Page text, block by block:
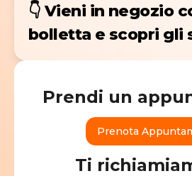
👇Vieni in negozio
bolletta e scopri gli
Prendi un
Prenota
Ti